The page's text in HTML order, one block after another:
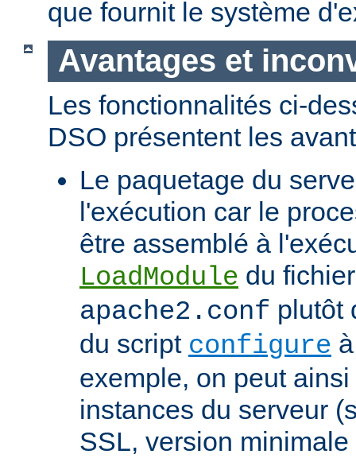
que fournit le système
Avantages et
Les fonctionnalités ci-
DSO présentent les
Le paquetage du
l'exécution car le
être assemblé à
LoadModule du
apache2.conf plutôt
du script configure
exemple, on peut
instances du serveur
SSL, version